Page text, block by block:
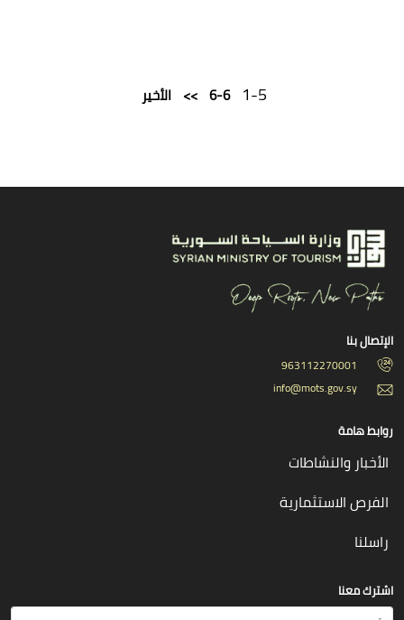
6-6
>> الأخير
الإتصال بنا
963112270001
info@mots.gov.sy
روابط هامة
الأخبار والنشاطات
الفرص الاستثمارية
راسلنا
اشترك معنا